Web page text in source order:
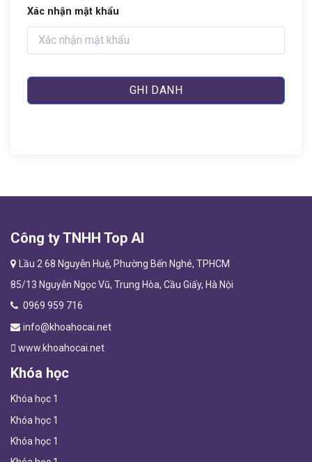
Xác nhận mật khẩu
GHI DANH
Công ty TNHH Top AI
Lầu 2 68 Nguyễn Huệ, Phường Bến Nghé, TPHCM
85/13 Nguyễn Ngọc Vũ, Trung Hòa, Cầu Giấy, Hà Nội
0969 959 716
info@khoahocai.net
www.khoahocai.net
Khóa học
Khóa học 1
Khóa học 1
Khóa học 1